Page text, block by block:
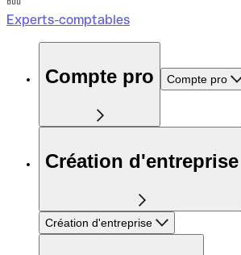
Experts-comptables
Compte pro Compte pro
Création d'entreprise
Création d'entreprise